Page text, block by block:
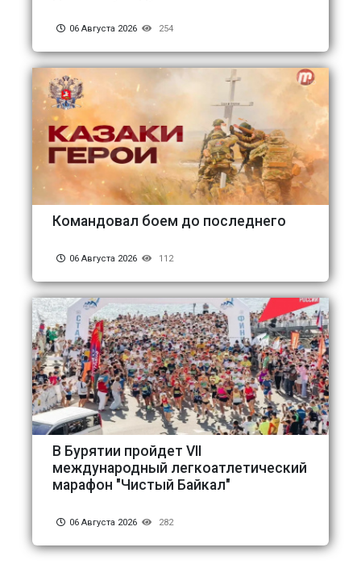
06 Августа 2026 254
Командовал боем до последнего
06 Августа 2026 112
В Бурятии пройдет VII
международный легкоатлетический
марафон "Чистый Байкал"
06 Августа 2026 282